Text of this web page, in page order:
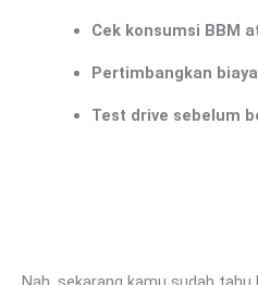
Cek konsumsi BBM
Pertimbangkan
Test drive sebelum